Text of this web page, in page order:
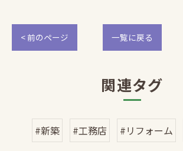
< 前のページ 一覧に戻る
関連タグ
#新築 #工務店 #リフォーム